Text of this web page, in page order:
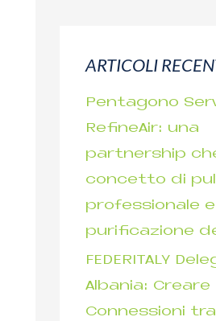
a
:
ARTICOLI
Pentagono
RefineAir: una
partnership
concetto di
professionale
purificazione
FEDERITALY
Albania: Creare
Connessioni tra